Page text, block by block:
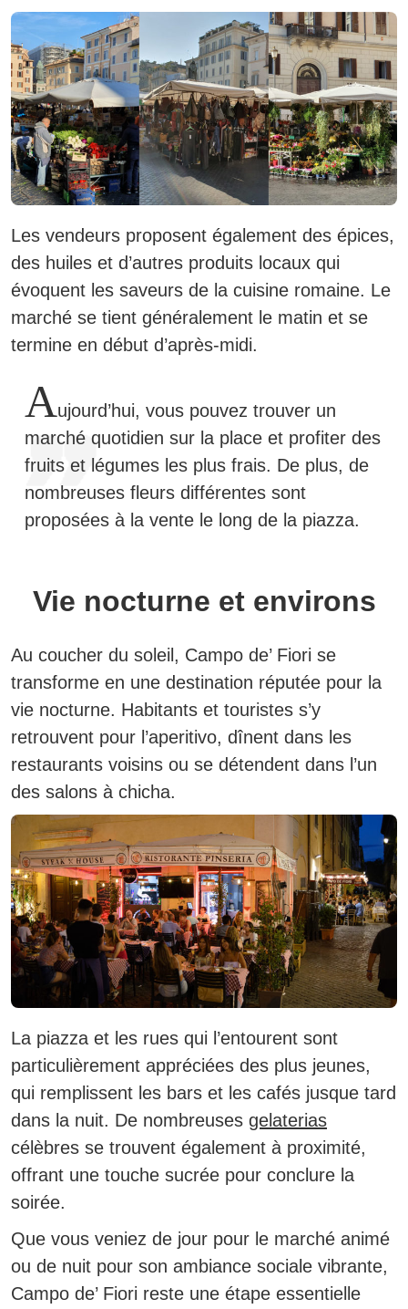
Les vendeurs proposent également des épices,
des huiles et d’autres produits locaux qui
évoquent les saveurs de la cuisine romaine. Le
marché se tient généralement le matin et se
termine en début d’après-midi.
Aujourd’hui, vous pouvez trouver un
marché quotidien sur la place et profiter des
fruits et légumes les plus frais. De plus, de
nombreuses fleurs différentes sont
proposées à la vente le long de la piazza.
Vie nocturne et environs
Au coucher du soleil, Campo de’ Fiori se
transforme en une destination réputée pour la
vie nocturne. Habitants et touristes s’y
retrouvent pour l’aperitivo, dînent dans les
restaurants voisins ou se détendent dans l’un
des salons à chicha.
La piazza et les rues qui l’entourent sont
particulièrement appréciées des plus jeunes,
qui remplissent les bars et les cafés jusque tard
dans la nuit. De nombreuses gelaterias
célèbres se trouvent également à proximité,
offrant une touche sucrée pour conclure la
soirée.
Que vous veniez de jour pour le marché animé
ou de nuit pour son ambiance sociale vibrante,
Campo de’ Fiori reste une étape essentielle